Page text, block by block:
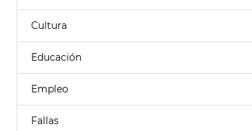
Cultura
Educación
Empleo
Fallas